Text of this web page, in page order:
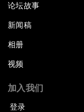
论坛故事
新闻稿
相册
视频
加入我们
登录